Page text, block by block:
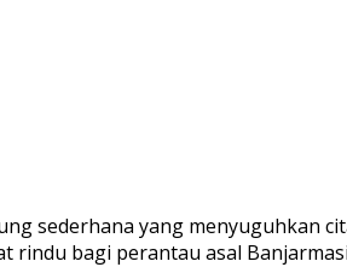
sederhana yang menyuguhkan
rindu bagi perantau asal